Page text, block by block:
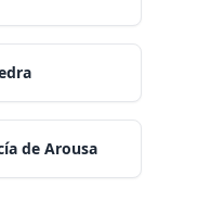
de Arousa